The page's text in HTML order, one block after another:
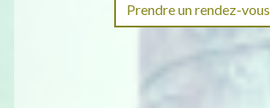
Prendre un rendez-vous